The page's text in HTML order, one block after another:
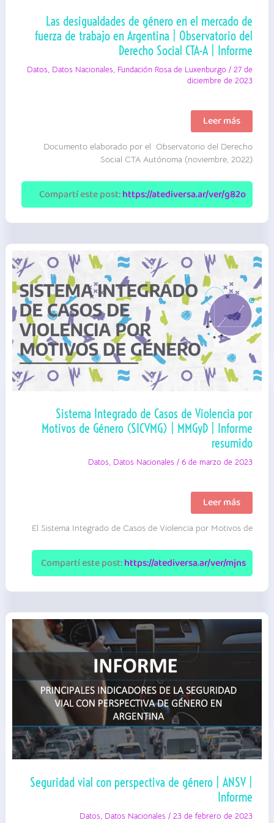
Las desigualdades de género en el mercado de
fuerza de trabajo en Argentina | Observatorio del
Derecho Social CTA-A | Informe
Datos, Datos Nacionales, Fundación Rosa de Luxenburgo /27 de
diciembre de 2023
Las
desigualdades
de
género
en
mercado
de
fuerza
de
en
del
Derecho
Social
CTA-
A | Informe
Leer más
Documento elaborado por el Observatorio del Derecho
Social CTA Autónoma (noviembre, 2022)
Compartí este post:https://atediversa.ar/ver/g82o
Sistema Integrado de Casos de Violencia por
Motivos de Género (SICVMG) | MMGyD | Informe
resumido
Datos, Datos Nacionales /6 de marzo de 2023
Sistema
Integrado
Casos
Violencia
por
Motivos
de
Género
|
MMGyD
|
Informe
resumido
Leer más
El Sistema Integrado de Casos de Violencia por Motivos de
Compartí este post:https://atediversa.ar/ver/mjns
Seguridad vial con perspectiva de género | ANSV |
Informe
Datos, Datos Nacionales /23 de febrero de 2023